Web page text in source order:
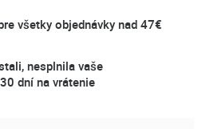
všetky objednávky nad 47€
nesplnila vaše
dní na vrátenie